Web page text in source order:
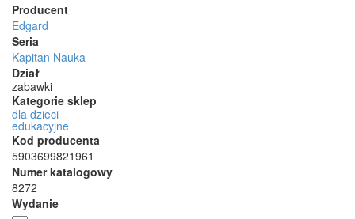
Producent
Edgard
Seria
Kapitan Nauka
Dział
zabawki
Kategorie sklep
dla dzieci
edukacyjne
Kod producenta
5903699821961
Numer katalogowy
8272
Wydanie